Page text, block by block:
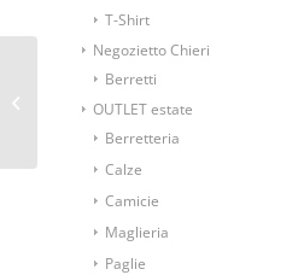
T-Shirt
Negozietto Chieri
Berretti
OUTLET estate
Berretteria
Calze
Camicie
Maglieria
Paglie
Coppola Becco d’oca
tinta 100% cotone